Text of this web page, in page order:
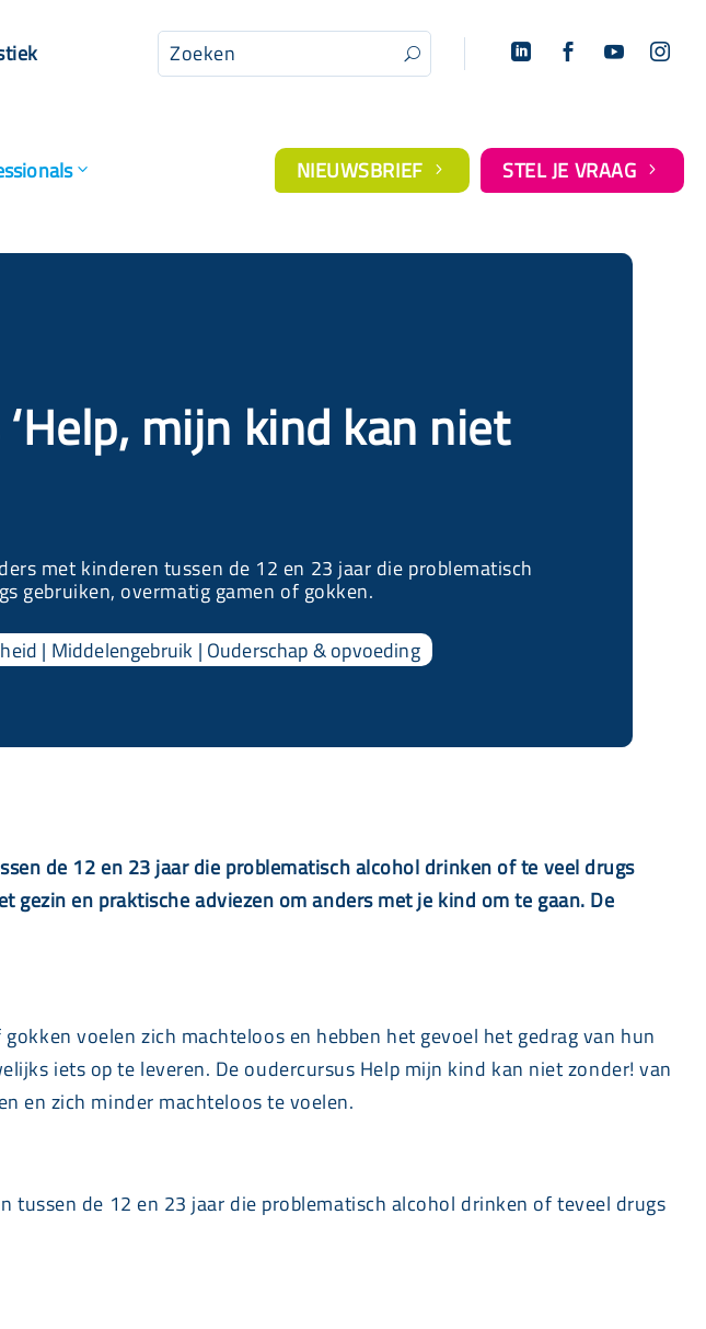
U    
NIEUWSBRIEF 5 STEL JE VRAAG 5
mijn kind kan niet
met kinderen tussen de 12 en 23 jaar die problematisch
gebruiken, overmatig gamen of gokken.
| Middelengebruik | Ouderschap & opvoeding
de 12 en 23 jaar die problematisch alcohol drinken of te veel drugs
en praktische adviezen om anders met je kind om te gaan. De
voelen zich machteloos en hebben het gevoel het gedrag van hun
iets op te leveren. De oudercursus Help mijn kind kan niet zonder! van
en zich minder machteloos te voelen.
de 12 en 23 jaar die problematisch alcohol drinken of teveel drugs